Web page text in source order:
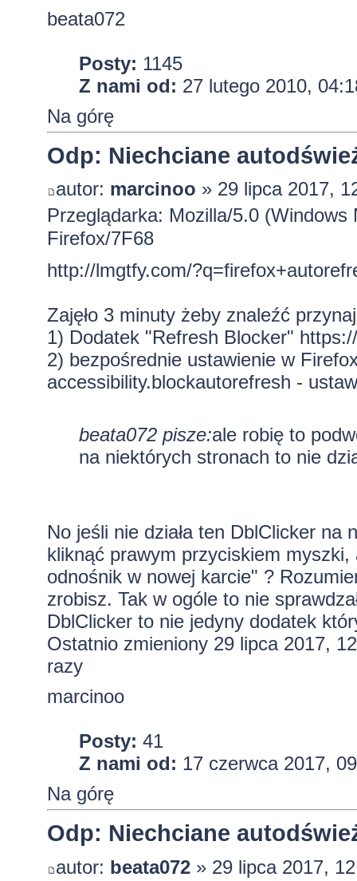
beata072
Posty: 1145
Z nami od: 27 lutego 2010,
Na górę
Odp: Niechciane
autor: marcinoo » 29 lipca 2017,
Przeglądarka: Mozilla/5.0
Firefox/7F68
http://lmgtfy.com/
Zajęło 3 minuty żeby znaleźć
1) Dodatek "Refresh Blocker"
2) bezpośrednie ustawienie w
accessibility.blockautorefresh -
beata072 pisze:ale robię to
na niektórych stronach to nie
No jeśli nie działa ten DblClicker
kliknąć prawym przyciskiem
odnośnik w nowej karcie" ?
zrobisz. Tak w ogóle to nie
DblClicker to nie jedyny dodatek
Ostatnio zmieniony 29 lipca 2017,
razy
marcinoo
Posty: 41
Z nami od: 17 czerwca 2017,
Na górę
Odp: Niechciane
autor: beata072» 29 lipca 2017,